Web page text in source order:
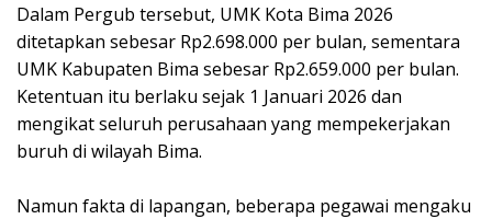
‎Dalam Pergub tersebut, UMK Kota Bima 2026
ditetapkan sebesar Rp2.698.000 per bulan, sementara
UMK Kabupaten Bima sebesar Rp2.659.000 per bulan.
Ketentuan itu berlaku sejak 1 Januari 2026 dan
mengikat seluruh perusahaan yang mempekerjakan
buruh di wilayah Bima.
‎Namun fakta di lapangan, beberapa pegawai mengaku